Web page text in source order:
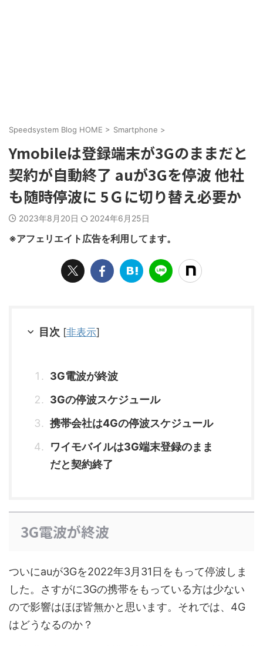
Speedsystem Blog HOME > Smartphone >
Ymobileは登録端末が3Gのままだと
契約が自動終了 auが3Gを停波 他社
も随時停波に 5Ｇに切り替え必要か
2023年8月20日 2024年6月25日
※アフェリエイト広告を利用してます。
目次 [非表示]
3G電波が終波
3Gの停波スケジュール
携帯会社は4Gの停波スケジュール
ワイモバイルは3G端末登録のまま
だと契約終了
3G電波が終波
ついにauが3Gを2022年3月31日をもって停波しま
した。さすがに3Gの携帯をもっている方は少ない
ので影響はほぼ皆無かと思います。それでは、4G
はどうなるのか？